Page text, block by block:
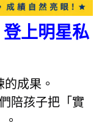
上明星私
成果。
陪孩子把「實